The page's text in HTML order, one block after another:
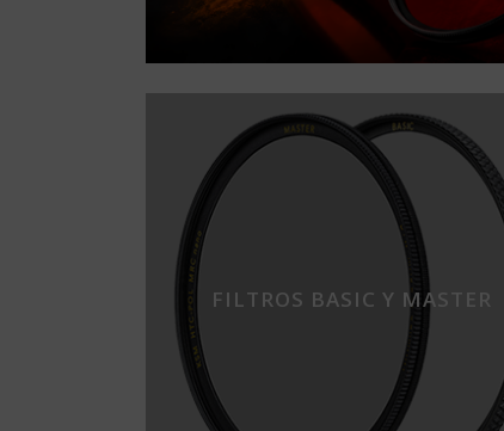
FILTROS BASIC Y MASTER